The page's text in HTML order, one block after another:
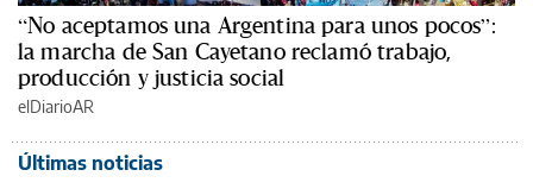
“No aceptamos una Argentina para unos pocos”:
la marcha de San Cayetano reclamó trabajo,
producción y justicia social
elDiarioAR
Últimas noticias